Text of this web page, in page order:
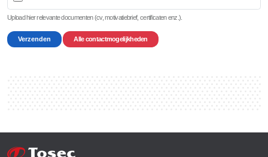
Upload hier relevante documenten (cv, motivatiebrief, certificaten enz.).
Verzenden Alle contactmogelijkheden